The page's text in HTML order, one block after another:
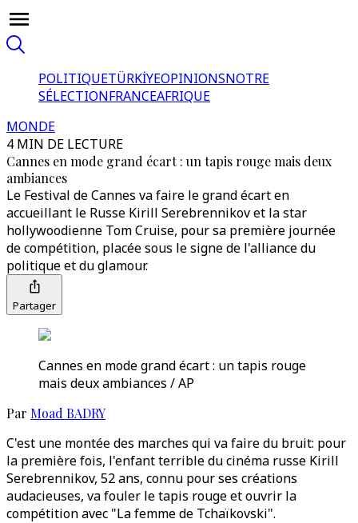
POLITIQUETÜRKİYEOPINIONSNOTRE
SÉLECTIONFRANCEAFRIQUE
MONDE
4 MIN DE LECTURE
Cannes en mode grand écart : un tapis rouge mais deux
ambiances
Le Festival de Cannes va faire le grand écart en
accueillant le Russe Kirill Serebrennikov et la star
hollywoodienne Tom Cruise, pour sa première journée
de compétition, placée sous le signe de l'alliance du
politique et du glamour.
Partager
Cannes en mode grand écart : un tapis rouge
mais deux ambiances / AP
Par Moad BADRY
C'est une montée des marches qui va faire du bruit: pour
la première fois, l'enfant terrible du cinéma russe Kirill
Serebrennikov, 52 ans, connu pour ses créations
audacieuses, va fouler le tapis rouge et ouvrir la
compétition avec "La femme de Tchaïkovski".